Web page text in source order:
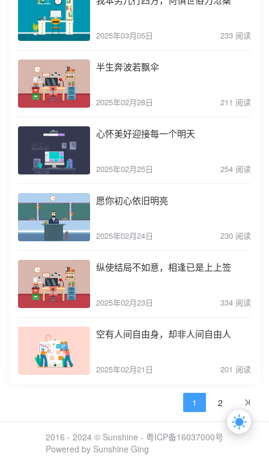
2025年03月05日 233 阅读
半生奔波若飘伞
2025年02月28日 211 阅读
心怀美好迎接每一个明天
2025年02月25日 254 阅读
愿你初心依旧明亮
2025年02月24日 230 阅读
纵使结局不如意，相逢已是上上签
2025年02月23日 334 阅读
空有人间自由身，却非人间自由人
2025年02月21日 201 阅读
1 2
2016 - 2024 © Sunshine - 粤ICP备16037000号
Powered by Sunshine Ging